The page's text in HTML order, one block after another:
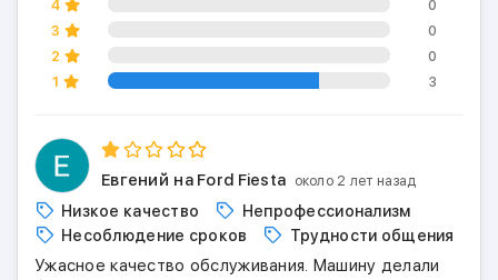
4
0
3
0
2
0
1
3
Евгений на Ford Fiesta около 2 лет назад
Низкое качество
Непрофессионализм
Несоблюдение сроков
Трудности общения
Ужасное качество обслуживания. Машину делали